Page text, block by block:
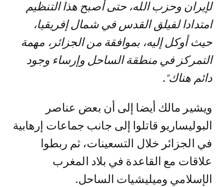
لإيران وحزب الله، حتى أصبح هذا التنظيم
امتدادا لفيلق القدس في شمال إفريقيا،
حيث أوكل إليه، بموافقة من الجزائر، مهمة
التمركز في منطقة الساحل وإرساء وجود
دائم هناك".
ويشير مالك أيضا إلى أن بعض عناصر
البوليساريو قاتلوا إلى جانب جماعات إرهابية
في الجزائر خلال التسعينات، ثم ربطوا
علاقات مع القاعدة في بلاد المغرب
الإسلامي وميليشيات الساحل.